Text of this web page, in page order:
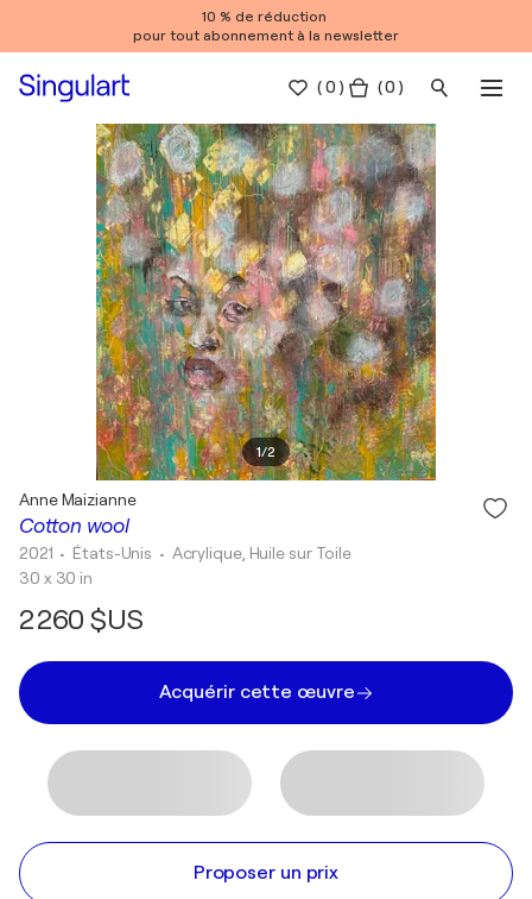
10 % de réduction
pour tout abonnement à la newsletter
(0 ) ( 0 )
1/2
Cotton wool
Anne Maizianne
2021 • États-Unis • Acrylique, Huile sur Toile
30 x 30 in
2 260 $US
Acquérir cette œuvre
Proposer un prix